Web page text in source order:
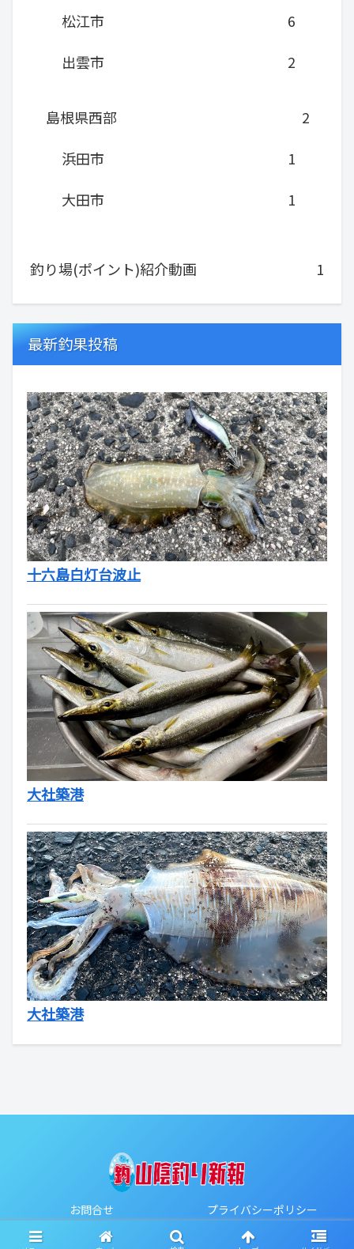
松江市
6
出雲市
2
島根県西部
2
浜田市
1
大田市
1
釣り場(ポイント)紹介動画 1
最新釣果投稿
十六島白灯台波止
大社築港
大社築港
お問合せ
プライバシーポリシー
Copyright © 2020-2026 山陰釣り新報 All Rights Reserved.